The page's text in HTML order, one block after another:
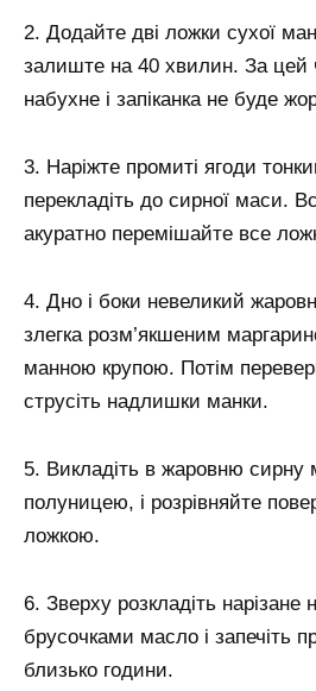
2. Додайте дві ложки сухої
залиште на 40 хвилин. За цей
набухне і запіканка не буде
3. Наріжте промиті ягоди
перекладіть до сирної маси.
акуратно перемішайте все
4. Дно і боки невеликий
злегка розм’якшеним
манною крупою. Потім
струсіть надлишки манки.
5. Викладіть в жаровню сирну
полуницею, і розрівняйте
ложкою.
6. Зверху розкладіть нарізане
брусочками масло і запечіть
близько години.